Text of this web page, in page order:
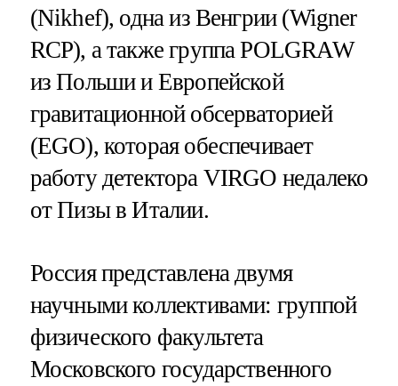
(Nikhef), одна из Венгрии (Wigner
RCP), а также группа POLGRAW
из Польши и Европейской
гравитационной обсерваторией
(EGO), которая обеспечивает
работу детектора VIRGO недалеко
от Пизы в Италии.
Россия представлена двумя
научными коллективами: группой
физического факультета
Московского государственного